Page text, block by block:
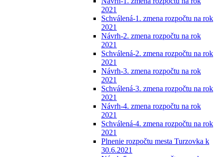
2021
Schválená-1. zmena rozpočtu na rok
2021
Návrh-2. zmena rozpočtu na rok
2021
Schválená-2. zmena rozpočtu na rok
2021
Návrh-3. zmena rozpočtu na rok
2021
Schválená-3. zmena rozpočtu na rok
2021
Návrh-4. zmena rozpočtu na rok
2021
Schválená-4. zmena rozpočtu na rok
2021
Plnenie rozpočtu mesta Turzovka k
30.6.2021